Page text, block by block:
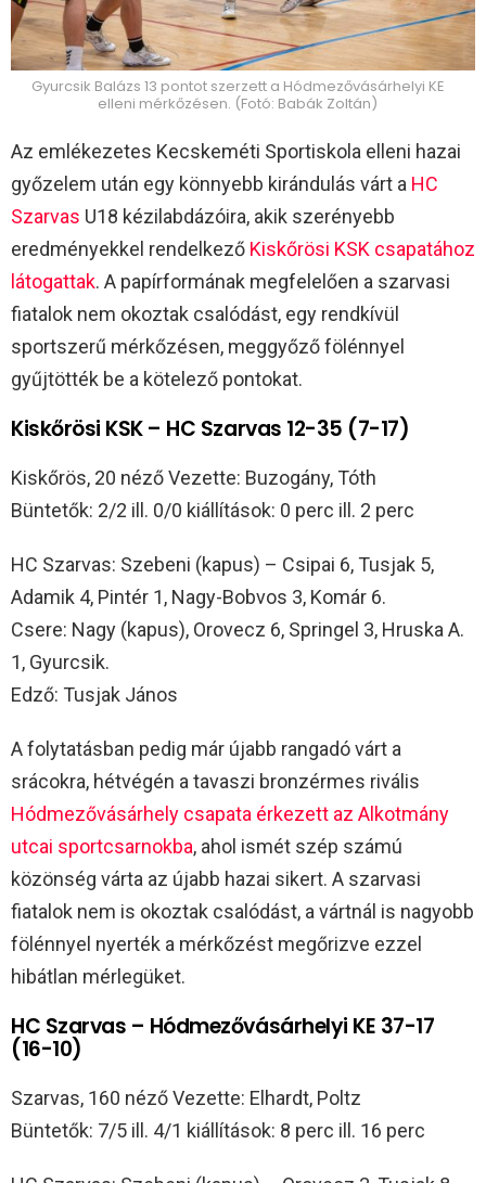
Gyurcsik Balázs 13 pontot szerzett a Hódmezővásárhelyi KE
elleni mérkőzésen. (Fotó: Babák Zoltán)
Az emlékezetes Kecskeméti Sportiskola elleni hazai
győzelem után egy könnyebb kirándulás várt a HC
Szarvas U18 kézilabdázóira, akik szerényebb
eredményekkel rendelkező Kiskőrösi KSK csapatához
látogattak. A papírformának megfelelően a szarvasi
fiatalok nem okoztak csalódást, egy rendkívül
sportszerű mérkőzésen, meggyőző fölénnyel
gyűjtötték be a kötelező pontokat.
Kiskőrösi KSK – HC Szarvas 12-35 (7-17)
Kiskőrös, 20 néző Vezette: Buzogány, Tóth
Büntetők: 2/2 ill. 0/0 kiállítások: 0 perc ill. 2 perc
HC Szarvas: Szebeni (kapus) – Csipai 6, Tusjak 5,
Adamik 4, Pintér 1, Nagy-Bobvos 3, Komár 6.
Csere: Nagy (kapus), Orovecz 6, Springel 3, Hruska A.
1, Gyurcsik.
Edző: Tusjak János
A folytatásban pedig már újabb rangadó várt a
srácokra, hétvégén a tavaszi bronzérmes rivális
Hódmezővásárhely csapata érkezett az Alkotmány
utcai sportcsarnokba, ahol ismét szép számú
közönség várta az újabb hazai sikert. A szarvasi
fiatalok nem is okoztak csalódást, a vártnál is nagyobb
fölénnyel nyerték a mérkőzést megőrizve ezzel
hibátlan mérlegüket.
HC Szarvas – Hódmezővásárhelyi KE 37-17
(16-10)
Szarvas, 160 néző Vezette: Elhardt, Poltz
Büntetők: 7/5 ill. 4/1 kiállítások: 8 perc ill. 16 perc